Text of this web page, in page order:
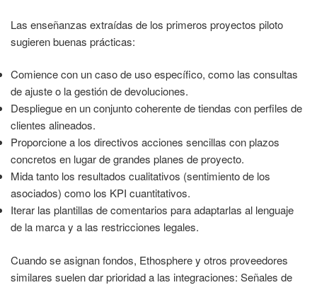
Las enseñanzas extraídas de los primeros proyectos piloto
sugieren buenas prácticas:
Comience con un caso de uso específico, como las consultas
de ajuste o la gestión de devoluciones.
Despliegue en un conjunto coherente de tiendas con perfiles de
clientes alineados.
Proporcione a los directivos acciones sencillas con plazos
concretos en lugar de grandes planes de proyecto.
Mida tanto los resultados cualitativos (sentimiento de los
asociados) como los KPI cuantitativos.
Iterar las plantillas de comentarios para adaptarlas al lenguaje
de la marca y a las restricciones legales.
Cuando se asignan fondos, Ethosphere y otros proveedores
similares suelen dar prioridad a las integraciones: Señales de